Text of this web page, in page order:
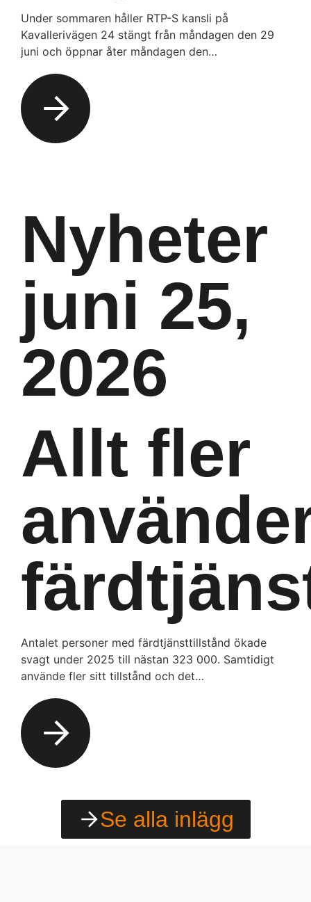
Under sommaren håller RTP-S kansli på
Kavallerivägen 24 stängt från måndagen den 29
juni och öppnar åter måndagen den…
Nyheter
juni 25,
2026
Allt fler
Antalet personer med färdtjänsttillstånd ökade
svagt under 2025 till nästan 323 000. Samtidigt
använde fler sitt tillstånd och det…
Se alla inlägg